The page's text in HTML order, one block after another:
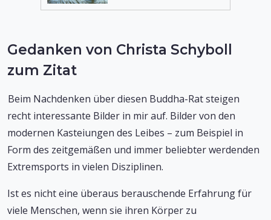
Gedanken von Christa Schyboll
zum Zitat
Beim Nachdenken über diesen Buddha-Rat steigen
recht interessante Bilder in mir auf. Bilder von den
modernen Kasteiungen des Leibes – zum Beispiel in
Form des zeitgemäßen und immer beliebter werdenden
Extremsports in vielen Disziplinen.
Ist es nicht eine überaus berauschende Erfahrung für
viele Menschen, wenn sie ihren Körper zu